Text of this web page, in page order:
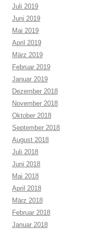
Juli 2019
Juni 2019
Mai 2019
April 2019
März 2019
Februar 2019
Januar 2019
Dezember 2018
November 2018
Oktober 2018
September 2018
August 2018
Juli 2018
Juni 2018
Mai 2018
April 2018
März 2018
Februar 2018
Januar 2018